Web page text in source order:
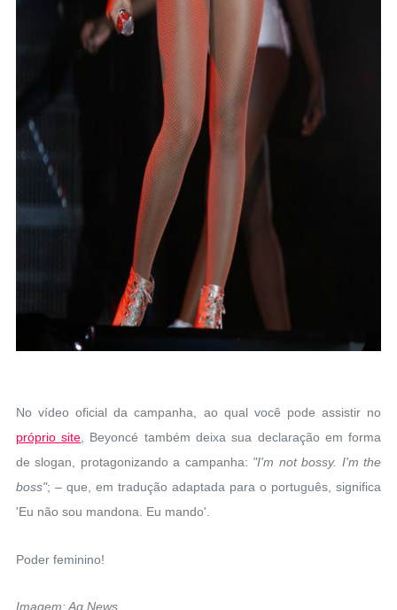
No vídeo oficial da campanha, ao qual você pode assistir no
próprio site , Beyoncé também deixa sua declaração em forma
de slogan, protagonizando a campanha: "I'm not bossy. I'm the
boss"; – que, em tradução adaptada para o português, significa
'Eu não sou mandona. Eu mando'.
Poder feminino!
Imagem: Ag News.